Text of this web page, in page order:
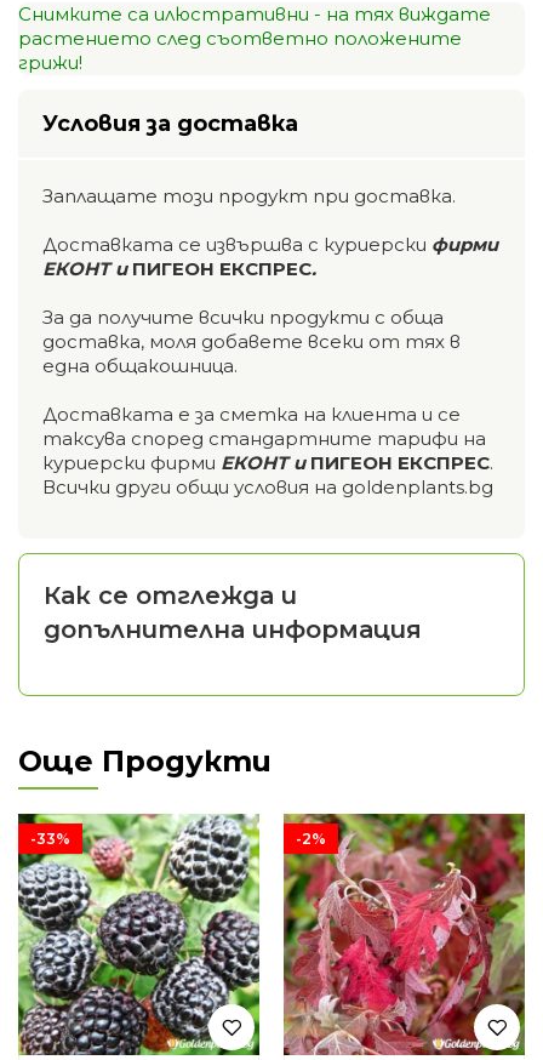
Снимките са илюстративни - на тях виждате
растението след съответно положените
грижи!
Условия за доставка
Заплащате този продукт при доставка.
Доставката се извършва с куриерски фирми
ЕКОНТ и ПИГЕОН ЕКСПРЕС.
За да получите всички продукти с обща
доставка, моля добавете всеки от тях в
една общакошница.
Доставката е за сметка на клиента и се
таксува според стандартните тарифи на
куриерски фирми ЕКОНТ и ПИГЕОН ЕКСПРЕС.
Всички други общи условия на goldenplants.bg
Как се отглежда и
допълнителна информация
Още Продукти
-33% -2%